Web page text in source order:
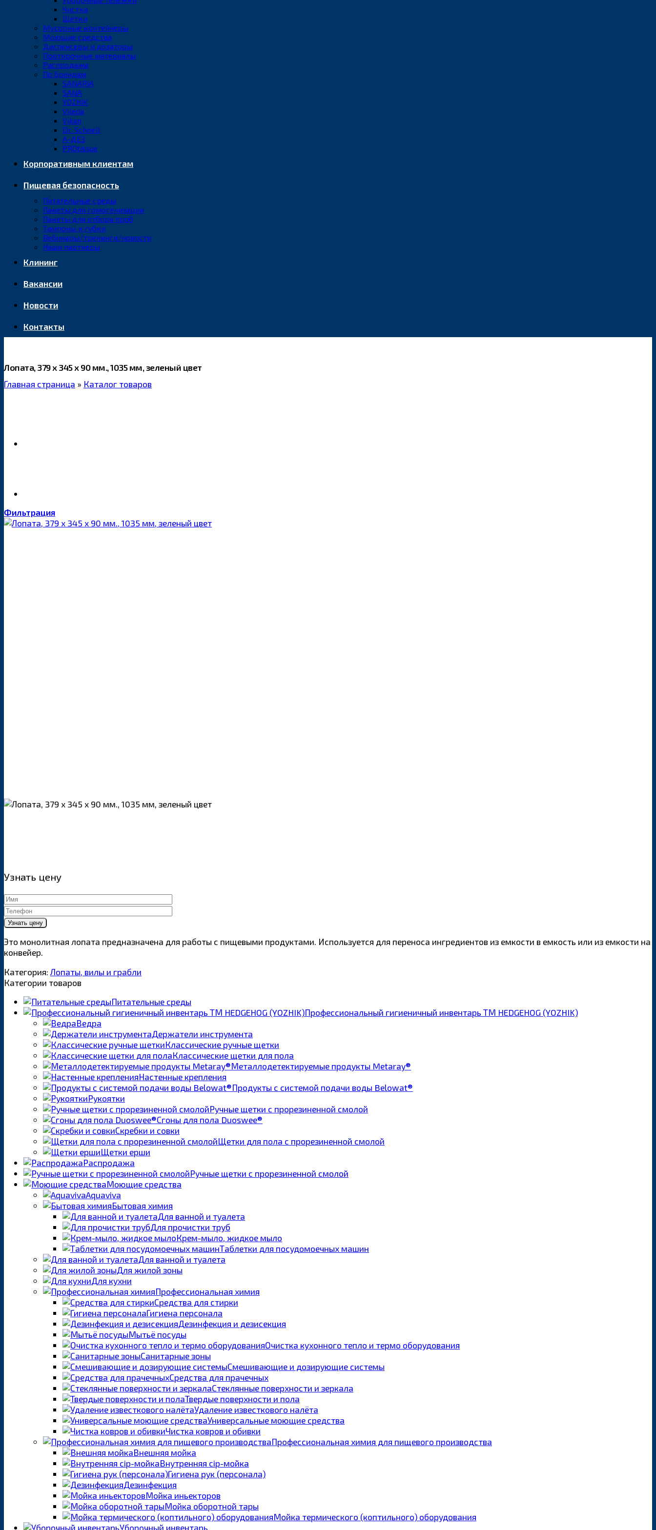
Чистка
Щётки
Мусорные контейнеры
Моющие средства
Диспенсеры и дозаторы
Протирочные материалы
Распродажа
По брендам
SANARIA
SANA
YOZHIK
Vileda
Vikan
Dr. Schnell
А-ДЕЗ
PROtissue
Корпоративным клиентам
Пищевая безопасность
Питательные среды
Пакеты для гомогенизации
Пакеты для отбора проб
Тампоны и губки
Вебинары/тренинги/новости
Наши партнеры
Клининг
Вакансии
Новости
Контакты
Лопата, 379 x 345 x 90 мм., 1035 мм, зеленый цвет
Главная страница » Каталог товаров
Фильтрация
Узнать цену
Это монолитная лопата предназначена для работы с пищевыми продуктами. Используется для переноса ингредиентов из емкости в емкость или из емкости на
конвейер.
Категория: Лопаты, вилы и грабли
Категории товаров
Питательные среды
Профессиональный гигиеничный инвентарь ТМ HEDGEHOG (YOZHIK)
Ведра
Держатели инструмента
Классические ручные щетки
Классические щетки для пола
Металлодетектируемые продукты Metaray®
Настенные крепления
Продукты с системой подачи воды Belowat®
Рукоятки
Ручные щетки с прорезиненной смолой
Сгоны для пола Duoswee®
Скребки и совки
Щетки для пола с прорезиненной смолой
Щетки ерши
Распродажа
Ручные щетки с прорезиненной смолой
Моющие средства
Aquaviva
Бытовая химия
Для ванной и туалета
Для прочистки труб
Крем-мыло, жидкое мыло
Таблетки для посудомоечных машин
Для ванной и туалета
Для жилой зоны
Для кухни
Профессиональная химия
Средства для стирки
Гигиена персонала
Дезинфекция и дезисекция
Мытьё посуды
Очистка кухонного тепло и термо оборудования
Санитарные зоны
Смешивающие и дозирующие системы
Средства для прачечных
Стеклянные поверхности и зеркала
Твердые поверхности и пола
Удаление известкового налёта
Универсальные моющие средства
Чистка ковров и обивки
Профессиональная химия для пищевого производства
Внешняя мойка
Внутренняя cip-мойка
Гигиена рук (персонала)
Дезинфекция
Мойка иньекторов
Мойка оборотной тары
Мойка термического (коптильного) оборудования
Уборочный инвентарь